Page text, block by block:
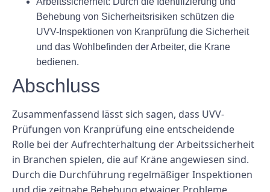
Behebung von Sicherheitsrisiken schützen die
UVV-Inspektionen von Kranprüfung die Sicherheit
und das Wohlbefinden der Arbeiter, die Krane
bedienen.
Abschluss
Zusammenfassend lässt sich sagen, dass UVV-
Prüfungen von Kranprüfung eine entscheidende
Rolle bei der Aufrechterhaltung der Arbeitssicherheit
in Branchen spielen, die auf Kräne angewiesen sind.
Durch die Durchführung regelmäßiger Inspektionen